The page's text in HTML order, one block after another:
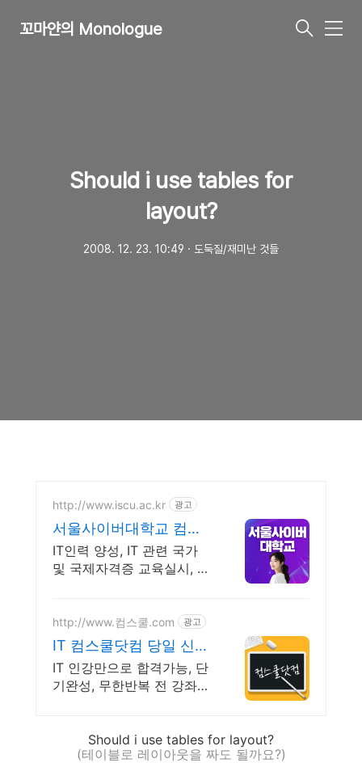
꼬마얀의 Monologue
메
Should i use tables for
layout?
2008. 12. 23. 10:49 ㆍ 도둑질/재미난 것들
http://www.iscu.ac.kr 광고
서울사이버대학교 컴퓨
터공학과 2026 가을학기
신편입생
IT인력 양성, IT 관련 국가
및 국제자격증 교육실시, 사
온라인복수학위까지
http://www.컴스쿨.com 광고
IT 컴스쿨닷컴 당일 신청
&결제시 기프티콘!
IT 인강만으로 합격가능, 단
기완성, 무한반복 전 강좌
Should i use tables for layout?
(테이블로 레이아웃을 짜도 될까요?)